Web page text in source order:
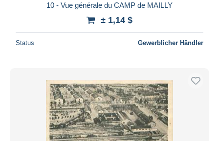
10 - Vue générale du CAMP de MAILLY
± 1,14 $
Status Gewerblicher Händler